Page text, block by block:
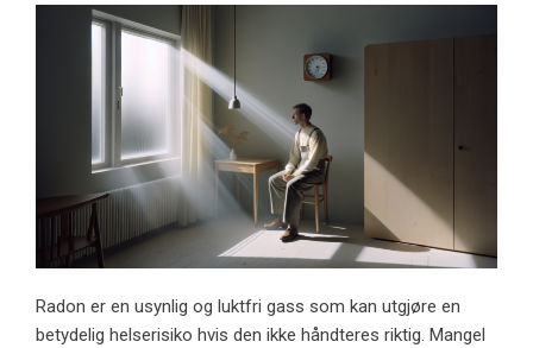
Radon er en usynlig og luktfri gass som kan utgjøre en
betydelig helserisiko hvis den ikke håndteres riktig. Mangel